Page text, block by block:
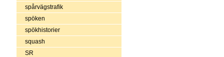
spårvägstrafik
spöken
spökhistorier
squash
SR